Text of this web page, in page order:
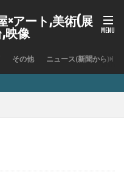
屋×アート,美術(展
映像
その他 ニュース(新聞から)